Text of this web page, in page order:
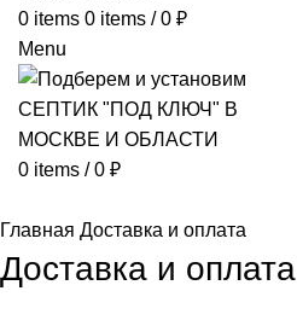
0 items 0 items / 0 ₽
Menu
0 items / 0 ₽
Главная Доставка и оплата
Доставка и оплата